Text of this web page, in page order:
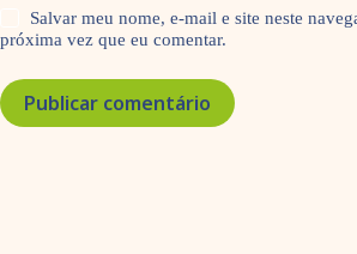
Salvar meu nome, e-mail e site neste
próxima vez que eu comentar.
Publicar comentário